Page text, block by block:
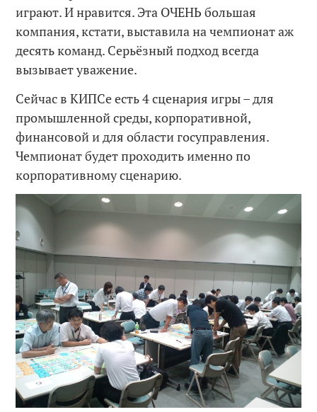
играют. И нравится. Эта ОЧЕНЬ большая
компания, кстати, выставила на чемпионат аж
десять команд. Серьёзный подход всегда
вызывает уважение.
Сейчас в КИПСе есть 4 сценария игры – для
промышленной среды, корпоративной,
финансовой и для области госуправления.
Чемпионат будет проходить именно по
корпоративному сценарию.